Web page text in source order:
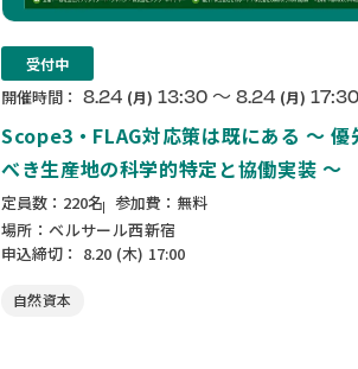
受付中
開催時間： 8.24 (月) 13:30 〜 8.24 (月) 17:30
Scope3・FLAG対応策は既にある ～ 優
べき生産地の科学的特定と協働実装 ～
定員数：220名 参加費：無料
場所：ベルサール西新宿
申込締切： 8.20 (木) 17:00
自然資本